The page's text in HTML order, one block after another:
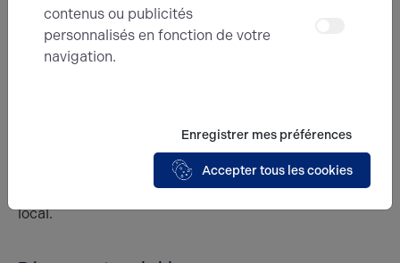
réalisé avant l’arrivée des équipes de déménageurs.
Ces entreprises spécialisées se chargent de la
planification, de la réalisation des manutentions et du
déménagement retenue doit être contactée
suffisamment tôt, notamment afin de procéder aux
démarches de réservation des places de
stationnement aux abords de l’ancien et du nouveau
local.
contenus ou publicités
personnalisés en fonction de votre
navigation.
Enregistrer mes préférences
Accepter tous les cookies